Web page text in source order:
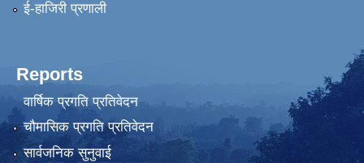
ई-हाजिरी प्रणाली
Reports
वार्षिक प्रगति प्रतिवेदन
चौमासिक प्रगति प्रतिवेदन
सार्वजनिक सुनुवाई